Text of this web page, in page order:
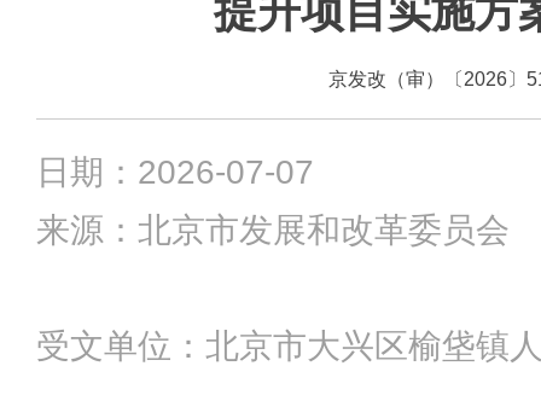
提升项目实施方
京发改（审）〔2026〕
日期：2026-07-07
来源：北京市发展和改革委员会
受文单位：北京市大兴区榆垡镇